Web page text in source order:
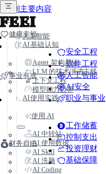
跳到主要内容
FEEI
健康幸福
事业有成
安全工程
软件工程
人工智能
AI安全
职业与事业
财务自由
工作储蓄
控制支出
投资理财
基础保障
人工智能
AI基础认知
Agent 架构基础
LLM 的技术演进主线
上下文工程
模型能力边界
AI使用实践
使用 AI
AI 中转站
AI 使用数据
AI Skill
AI 洗脑
AI Coding